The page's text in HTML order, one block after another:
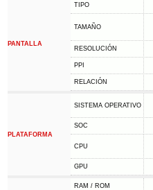
PANTALLA
TIPO
TAMAÑO
RESOLUCIÓN
PPI
RELACIÓN
PLATAFORMA
SISTEMA OPERATIVO
SOC
CPU
GPU
RAM / ROM